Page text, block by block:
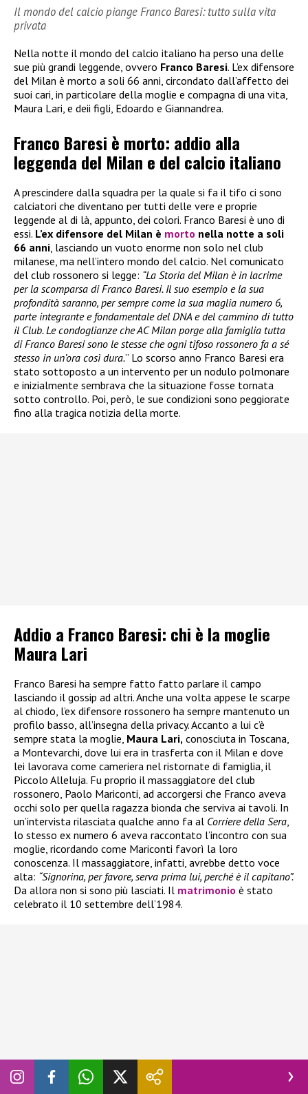
Il mondo del calcio piange Franco Baresi: tutto sulla vita
privata
Nella notte il mondo del calcio italiano ha perso una delle
sue più grandi leggende, ovvero Franco Baresi. L’ex difensore
del Milan è morto a soli 66 anni, circondato dall’affetto dei
suoi cari, in particolare della moglie e compagna di una vita,
Maura Lari, e deii figli, Edoardo e Giannandrea.
Franco Baresi è morto: addio alla
leggenda del Milan e del calcio italiano
A prescindere dalla squadra per la quale si fa il tifo ci sono
calciatori che diventano per tutti delle vere e proprie
leggende al di là, appunto, dei colori. Franco Baresi è uno di
essi. L’ex difensore del Milan è morto nella notte a soli
66 anni, lasciando un vuoto enorme non solo nel club
milanese, ma nell’intero mondo del calcio. Nel comunicato
del club rossonero si legge: “La Storia del Milan è in lacrime
per la scomparsa di Franco Baresi. Il suo esempio e la sua
profondità saranno, per sempre come la sua maglia numero 6,
parte integrante e fondamentale del DNA e del cammino di tutto
il Club. Le condoglianze che AC Milan porge alla famiglia tutta
di Franco Baresi sono le stesse che ogni tifoso rossonero fa a sé
stesso in un’ora così dura.” Lo scorso anno Franco Baresi era
stato sottoposto a un intervento per un nodulo polmonare
e inizialmente sembrava che la situazione fosse tornata
sotto controllo. Poi, però, le sue condizioni sono peggiorate
fino alla tragica notizia della morte.
Addio a Franco Baresi: chi è la moglie
Maura Lari
Franco Baresi ha sempre fatto fatto parlare il campo
lasciando il gossip ad altri. Anche una volta appese le scarpe
al chiodo, l’ex difensore rossonero ha sempre mantenuto un
profilo basso, all’insegna della privacy. Accanto a lui c’è
sempre stata la moglie, Maura Lari, conosciuta in Toscana,
a Montevarchi, dove lui era in trasferta con il Milan e dove
lei lavorava come cameriera nel ristornate di famiglia, il
Piccolo Alleluja. Fu proprio il massaggiatore del club
rossonero, Paolo Mariconti, ad accorgersi che Franco aveva
occhi solo per quella ragazza bionda che serviva ai tavoli. In
un’intervista rilasciata qualche anno fa al Corriere della Sera
lo stesso ex numero 6 aveva raccontato l’incontro con sua
moglie, ricordando come Mariconti favorì la loro
conoscenza. Il massaggiatore, infatti, avrebbe detto voce
alta: “Signorina, per favore, serva prima lui, perché è il capitano”.
Da allora non si sono più lasciati. Il matrimonio è stato
celebrato il 10 settembre dell’1984.